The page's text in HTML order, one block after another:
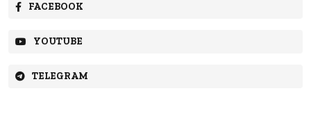
FACEBOOK
YOUTUBE
TELEGRAM